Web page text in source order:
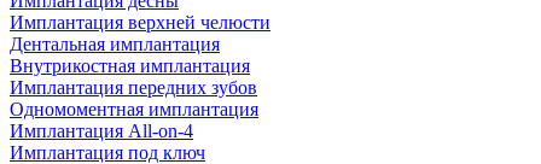
Имплантация верхней челюсти
Дентальная имплантация
Внутрикостная имплантация
Имплантация передних зубов
Одномоментная имплантация
Имплантация All-on-4
Имплантация под ключ